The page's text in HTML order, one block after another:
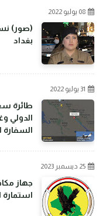
08 يوليو 2022
(صور)
بغداد
31 يوليو 2022
طائرة
الدولي
السفارة
25 ديسمبر 2023
جهاز
استمارة